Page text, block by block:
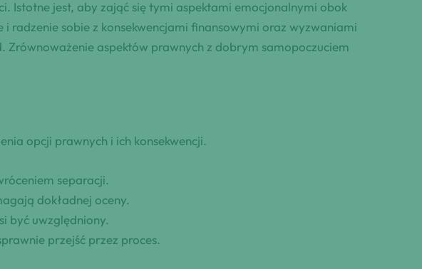
Istotne jest, aby zająć się tymi aspektami emocjonalnymi obok
radzenie sobie z konsekwencjami finansowymi oraz wyzwaniami
Zrównoważenie aspektów prawnych z dobrym samopoczuciem
opcji prawnych i ich konsekwencji.
separacji.
dokładnej oceny.
być uwzględniony.
przejść przez proces.